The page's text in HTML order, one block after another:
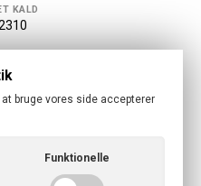
KALD
bruge vores side accepterer
Funktionelle